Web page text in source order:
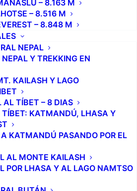
– 8.163 M
– 8.516 M
– 8.848 M
NEPAL
Y TREKKING EN
KAILASH Y LAGO
TÍBET – 8 DIAS
KATMANDÚ, LHASA Y
KATMANDÚ PASANDO POR EL
AL MONTE KAILASH
POR LHASA Y AL LAGO NAMTSO
ya que no me habría
hacia la cumbre en medio
comienzan alrededor de las
solo podía ver la blancura
de millones de estrellas se
de un cielo de queroseno.
(arnés, botas rígidas y
crampones en la mochila, así
partimos. Me estaba costando
con mis botas alquiladas.
haber tenido mi propio equipo.
durante dos semanas, el tiempo